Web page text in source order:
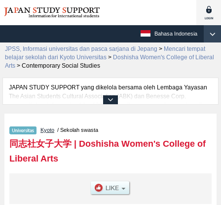
Bahasa Indonesia
JPSS, Informasi universitas dan pasca sarjana di Jepang > Mencari tempat
belajar sekolah dari Kyoto Universitas > Doshisha Women's College of Liberal
Arts > Contemporary Social Studies
JAPAN STUDY SUPPORT yang dikelola bersama oleh Lembaga Yayasan
The Asian Students Cultural Association (ABK) dan Benesse Corp.
menyediakan informasi sekitar 1300 universitas, pascasarjana, universitas
Arts, mencakup informasi per fakultas seperti Fakultas Liberal
ArtsatauFakultas Contemporary Social StudiesatauFakultas Human Life
and ScienceatauFakultas Clinical PharmacyatauFakultas Culture and
RepresentationatauFakultas Nursing, serta berbagai informasi yang
informasi mengenai ujian masuk, prasarana kampus, akses jalan, dan
lainnya. Silakan memanfaatkannya.
Kyoto / Sekolah swasta
同志社女子大学| Doshisha Women's College of
Liberal Arts